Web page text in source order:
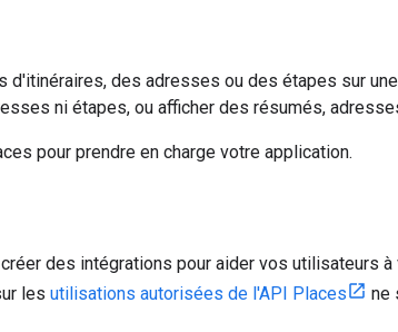
d'itinéraires, des adresses ou des étapes sur
ni étapes, ou afficher des résumés,
pour prendre en charge votre application.
des intégrations pour aider vos utilisateurs
les utilisations autorisées de l'API Places
ne